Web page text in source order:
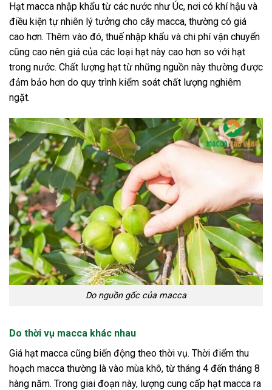
Hạt macca nhập khẩu từ các nước như Úc, nơi có khí hậu và
điều kiện tự nhiên lý tưởng cho cây macca, thường có giá
cao hơn. Thêm vào đó, thuế nhập khẩu và chi phí vận chuyển
cũng cao nên giá của các loại hạt này cao hơn so với hạt
trong nước. Chất lượng hạt từ những nguồn này thường được
đảm bảo hơn do quy trình kiểm soát chất lượng nghiêm
ngặt.
Do nguồn gốc của macca
Do thời vụ macca khác nhau
Giá hạt macca cũng biến động theo thời vụ. Thời điểm thu
hoạch macca thường là vào mùa khô, từ tháng 4 đến tháng 8
hàng năm. Trong giai đoạn này, lượng cung cấp hạt macca ra